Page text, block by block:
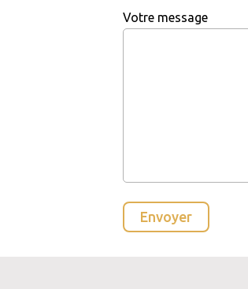
Votre message